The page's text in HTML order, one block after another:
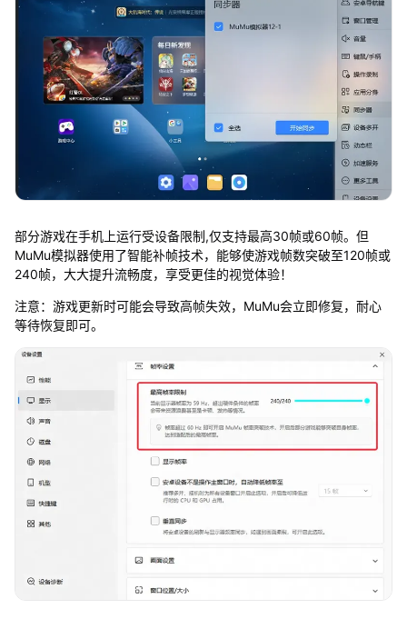
部分游戏在手机上运行受设备限制,仅支持最高30帧或60帧。但
MuMu模拟器使用了智能补帧技术，能够使游戏帧数突破至120帧或
240帧，大大提升流畅度，享受更佳的视觉体验！
注意：游戏更新时可能会导致高帧失效，MuMu会立即修复，耐心
等待恢复即可。